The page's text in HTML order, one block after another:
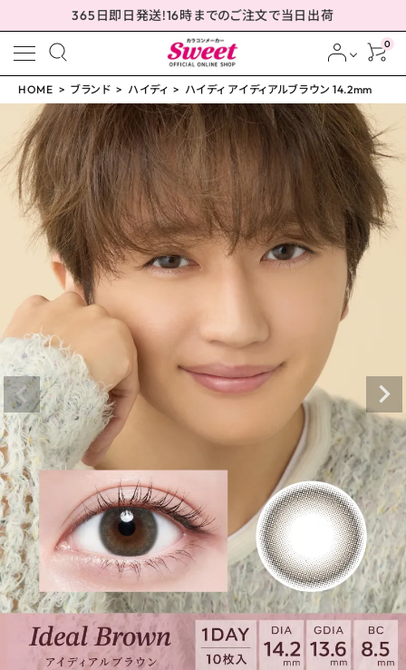
365日即日発送!16時までのご注文で当日出荷
0
meeting_room ログイン person 会員登録
ハイディ アイディアルブ
ラウン 14.2mm
¥ 2,310 (税込)
配送方法について
発送について
お支払い方法について
お買い物ガイド
お問い合わせ
よくあるご質問
HOME ブランド ハイディ ハイディ アイディアルブラウン 14.2mm